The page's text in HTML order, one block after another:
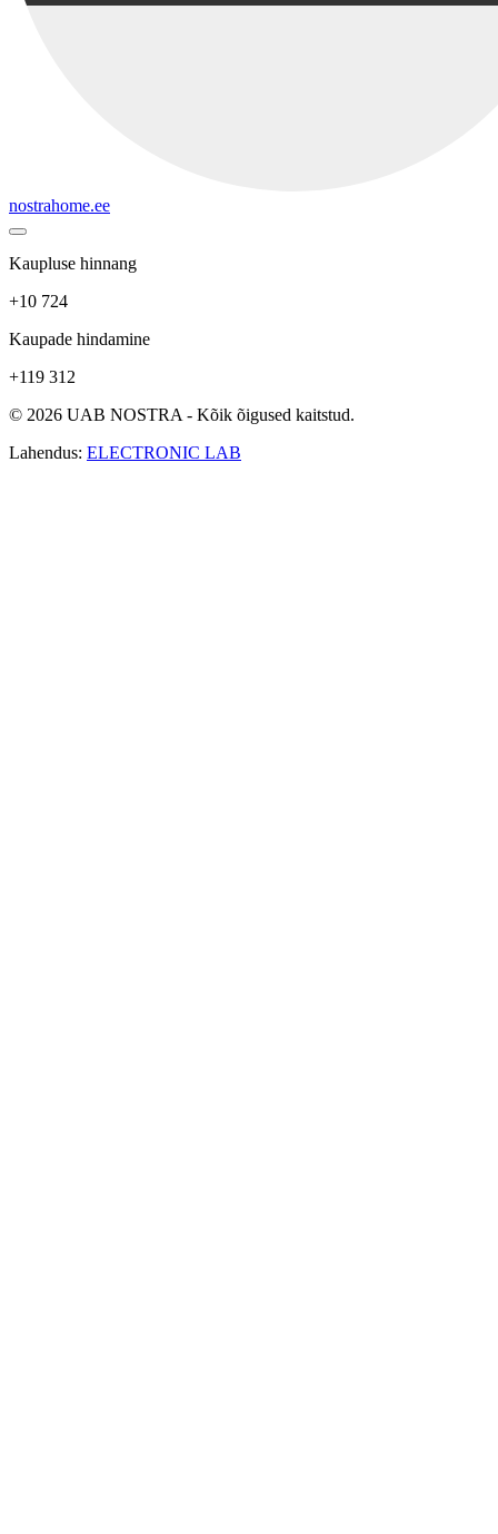
nostrahome.ee
Kaupluse hinnang
+10 724
Kaupade hindamine
+119 312
© 2026 UAB NOSTRA - Kõik õigused kaitstud.
Lahendus: ELECTRONIC LAB